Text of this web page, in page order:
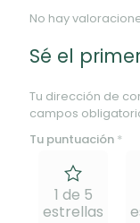
No hay
Sé el
Tu dirección de
campos
Tu puntuación *
1 de 5
estrellas